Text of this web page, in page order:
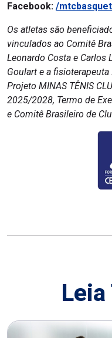
Facebook: /
Os atletas são
vinculados ao Comitê
Leonardo Costa e Carlos
Goulart e a
Projeto MINAS TÊNIS
2025/2028, Termo de
e Comitê Brasileiro de
Leia